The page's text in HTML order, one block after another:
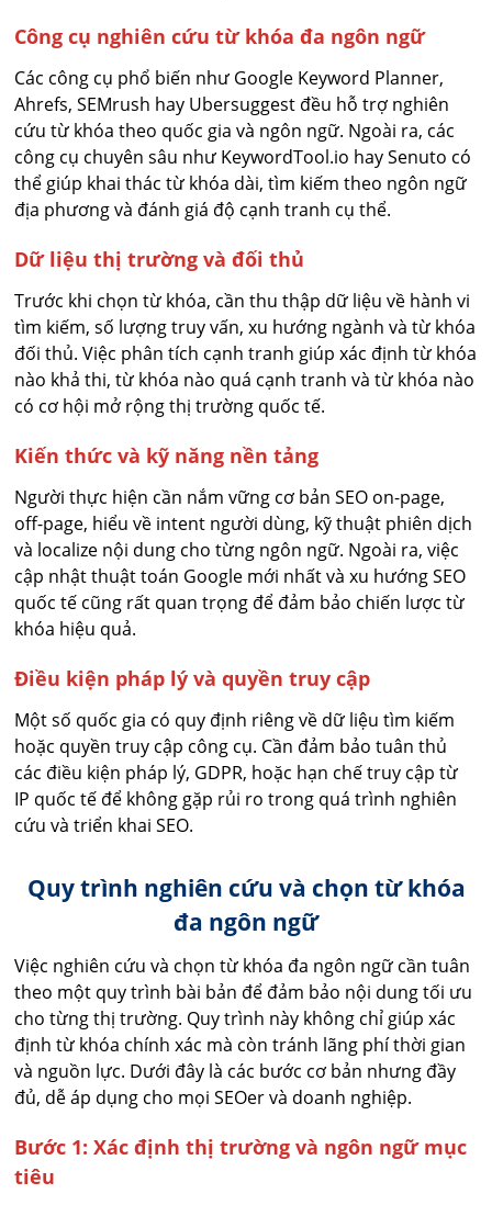
Công cụ nghiên cứu từ khóa đa ngôn ngữ
Các công cụ phổ biến như Google Keyword Planner,
Ahrefs, SEMrush hay Ubersuggest đều hỗ trợ nghiên
cứu từ khóa theo quốc gia và ngôn ngữ. Ngoài ra, các
công cụ chuyên sâu như KeywordTool.io hay Senuto có
thể giúp khai thác từ khóa dài, tìm kiếm theo ngôn ngữ
địa phương và đánh giá độ cạnh tranh cụ thể.
Dữ liệu thị trường và đối thủ
Trước khi chọn từ khóa, cần thu thập dữ liệu về hành vi
tìm kiếm, số lượng truy vấn, xu hướng ngành và từ khóa
đối thủ. Việc phân tích cạnh tranh giúp xác định từ khóa
nào khả thi, từ khóa nào quá cạnh tranh và từ khóa nào
có cơ hội mở rộng thị trường quốc tế.
Kiến thức và kỹ năng nền tảng
Người thực hiện cần nắm vững cơ bản SEO on-page,
off-page, hiểu về intent người dùng, kỹ thuật phiên dịch
và localize nội dung cho từng ngôn ngữ. Ngoài ra, việc
cập nhật thuật toán Google mới nhất và xu hướng SEO
quốc tế cũng rất quan trọng để đảm bảo chiến lược từ
khóa hiệu quả.
Điều kiện pháp lý và quyền truy cập
Một số quốc gia có quy định riêng về dữ liệu tìm kiếm
hoặc quyền truy cập công cụ. Cần đảm bảo tuân thủ
các điều kiện pháp lý, GDPR, hoặc hạn chế truy cập từ
IP quốc tế để không gặp rủi ro trong quá trình nghiên
cứu và triển khai SEO.
Quy trình nghiên cứu và chọn từ khóa
đa ngôn ngữ
Việc nghiên cứu và chọn từ khóa đa ngôn ngữ cần tuân
theo một quy trình bài bản để đảm bảo nội dung tối ưu
cho từng thị trường. Quy trình này không chỉ giúp xác
định từ khóa chính xác mà còn tránh lãng phí thời gian
và nguồn lực. Dưới đây là các bước cơ bản nhưng đầy
đủ, dễ áp dụng cho mọi SEOer và doanh nghiệp.
Bước 1: Xác định thị trường và ngôn ngữ mục
tiêu